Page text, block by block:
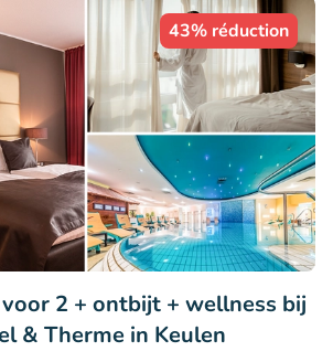
43% réduction
2 + ontbijt + wellness bij
& Therme in Keulen